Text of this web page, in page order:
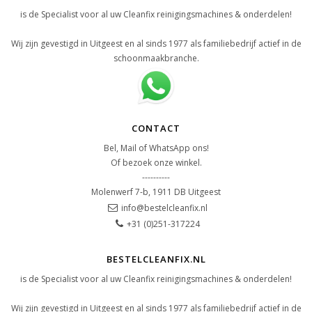
is de Specialist voor al uw Cleanfix reinigingsmachines & onderdelen!
Wij zijn gevestigd in Uitgeest en al sinds 1977 als familiebedrijf actief in de
schoonmaakbranche.
CONTACT
Bel, Mail of WhatsApp ons!
Of bezoek onze winkel.
----------
Molenwerf 7-b, 1911 DB Uitgeest
info@bestelcleanfix.nl
+31 (0)251-317224
BESTELCLEANFIX.NL
is de Specialist voor al uw Cleanfix reinigingsmachines & onderdelen!
Wij zijn gevestigd in Uitgeest en al sinds 1977 als familiebedrijf actief in de